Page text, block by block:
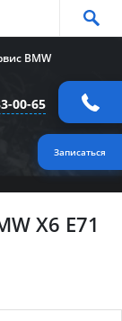
Серия
СерияX3
Z4 СерияM
BMW
00-65
Записаться
X6 E71